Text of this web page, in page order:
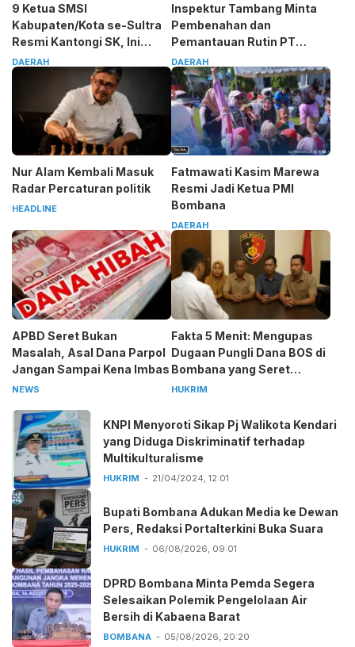
9 Ketua SMSI
Kabupaten/Kota se-Sultra
Resmi Kantongi SK, Ini
Pesan Tegas Sarjono
DAERAH
Inspektur Tambang Minta
Pembenahan dan
Pemantauan Rutin PT
Almharig
DAERAH
Nur Alam Kembali Masuk
Radar Percaturan politik
HEADLINE
Fatmawati Kasim Marewa
Resmi Jadi Ketua PMI
Bombana
DAERAH
APBD Seret Bukan
Masalah, Asal Dana Parpol
Jangan Sampai Kena Imbas
NEWS
Fakta 5 Menit: Mengupas
Dugaan Pungli Dana BOS di
Bombana yang Seret
Kepala Sekolah
HUKRIM
KNPI Menyoroti Sikap Pj Walikota Kendari
yang Diduga Diskriminatif terhadap
Multikulturalisme
HUKRIM 21/04/2024, 12:01
Bupati Bombana Adukan Media ke Dewan
Pers, Redaksi Portalterkini Buka Suara
HUKRIM 06/08/2026, 09:01
DPRD Bombana Minta Pemda Segera
Selesaikan Polemik Pengelolaan Air
Bersih di Kabaena Barat
BOMBANA 05/08/2026, 20:20